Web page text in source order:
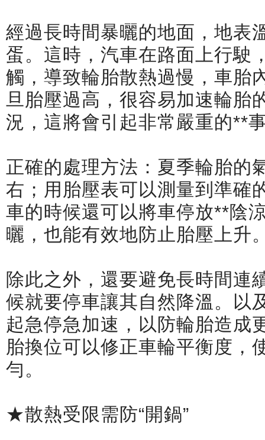
經過長時間暴曬的地面，地表
蛋。這時，汽車在路面上行駛
觸，導致輪胎散熱過慢，車胎
旦胎壓過高，很容易加速輪胎
況，這將會引起非常嚴重的**
正確的處理方法：夏季輪胎的
右；用胎壓表可以測量到準確
車的時候還可以將車停放**陰
曬，也能有效地防止胎壓上升
除此之外，還要避免長時間連
候就要停車讓其自然降溫。以
起急停急加速，以防輪胎造成
胎換位可以修正車輪平衡度，
勻。
★散熱受限需防“開鍋”